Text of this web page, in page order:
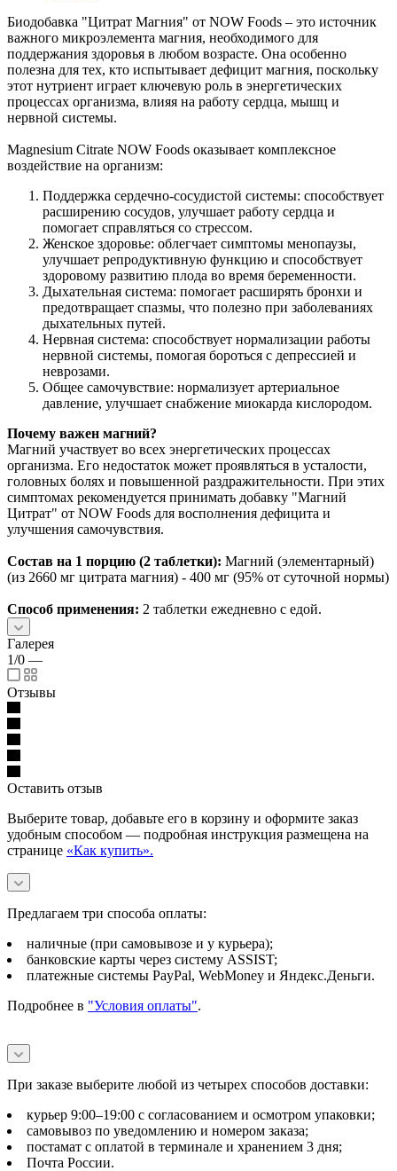
Биодобавка "Цитрат Магния" от NOW Foods – это источник
важного микроэлемента магния, необходимого для
поддержания здоровья в любом возрасте. Она особенно
полезна для тех, кто испытывает дефицит магния, поскольку
этот нутриент играет ключевую роль в энергетических
процессах организма, влияя на работу сердца, мышц и
нервной системы.
Magnesium Citrate NOW Foods оказывает комплексное
воздействие на организм:
Поддержка сердечно-сосудистой системы: способствует
расширению сосудов, улучшает работу сердца и
помогает справляться со стрессом.
Женское здоровье: облегчает симптомы менопаузы,
улучшает репродуктивную функцию и способствует
здоровому развитию плода во время беременности.
Дыхательная система: помогает расширять бронхи и
предотвращает спазмы, что полезно при заболеваниях
дыхательных путей.
Нервная система: способствует нормализации работы
нервной системы, помогая бороться с депрессией и
неврозами.
Общее самочувствие: нормализует артериальное
давление, улучшает снабжение миокарда кислородом.
Почему важен магний?
Магний участвует во всех энергетических процессах
организма. Его недостаток может проявляться в усталости,
головных болях и повышенной раздражительности. При этих
симптомах рекомендуется принимать добавку "Магний
Цитрат" от NOW Foods для восполнения дефицита и
улучшения самочувствия.
Состав на 1 порцию (2 таблетки): Магний (элементарный)
(из 2660 мг цитрата магния) - 400 мг (95% от суточной нормы)
Способ применения: 2 таблетки ежедневно с едой.
Галерея
1/0 —
Отзывы
Оставить отзыв
Выберите товар, добавьте его в корзину и оформите заказ
удобным способом — подробная инструкция размещена на
странице «Как купить».
Предлагаем три способа оплаты:
наличные (при самовывозе и у курьера);
банковские карты через систему ASSIST;
платежные системы PayPal, WebMoney и Яндекс.Деньги.
Подробнее в "Условия оплаты".
При заказе выберите любой из четырех способов доставки:
курьер 9:00–19:00 с согласованием и осмотром упаковки;
самовывоз по уведомлению и номером заказа;
постамат с оплатой в терминале и хранением 3 дня;
Почта России.